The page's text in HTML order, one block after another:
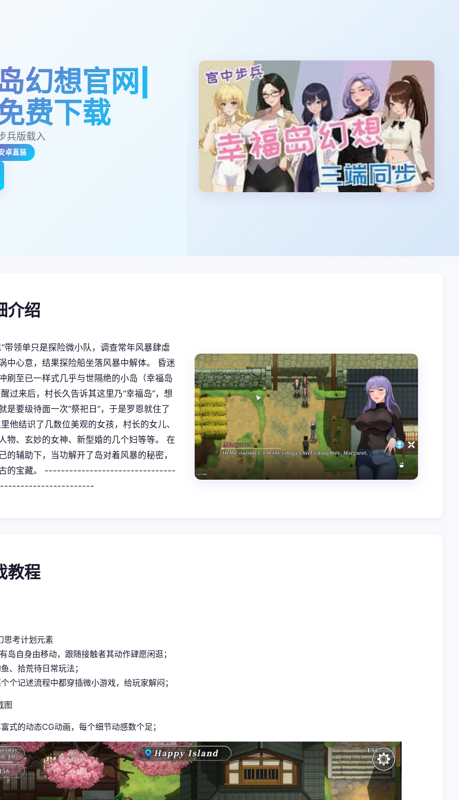
幻想官网|
费下载
兵版载入
卓直装
介绍
带领单只是探险微小队，调查常年风暴肆虐
中心意，结果探险船坐落风暴中解体。 昏迷
刷至已一样式几乎与世隔绝的小岛（幸福岛
过来后，村长久告诉其这里乃“幸福岛”，想
是要级待面一次“祭祀日”，于是罗恩就住了
他结识了几数位美观的女孩，村长的女儿、
物、玄妙的女神、新型婚的几个妇等等。 在
的辅助下，当功解开了岛对着风暴的秘密，
古的宝藏。 --------------------------------
教程
思考计划元素
岛自身由移动，跟随接触者其动作肆愿闲逛；
、拾荒待日常玩法；
个记述流程中都穿插微小游戏，给玩家解闷；
式的动态CG动画，每个细节动感数个足；